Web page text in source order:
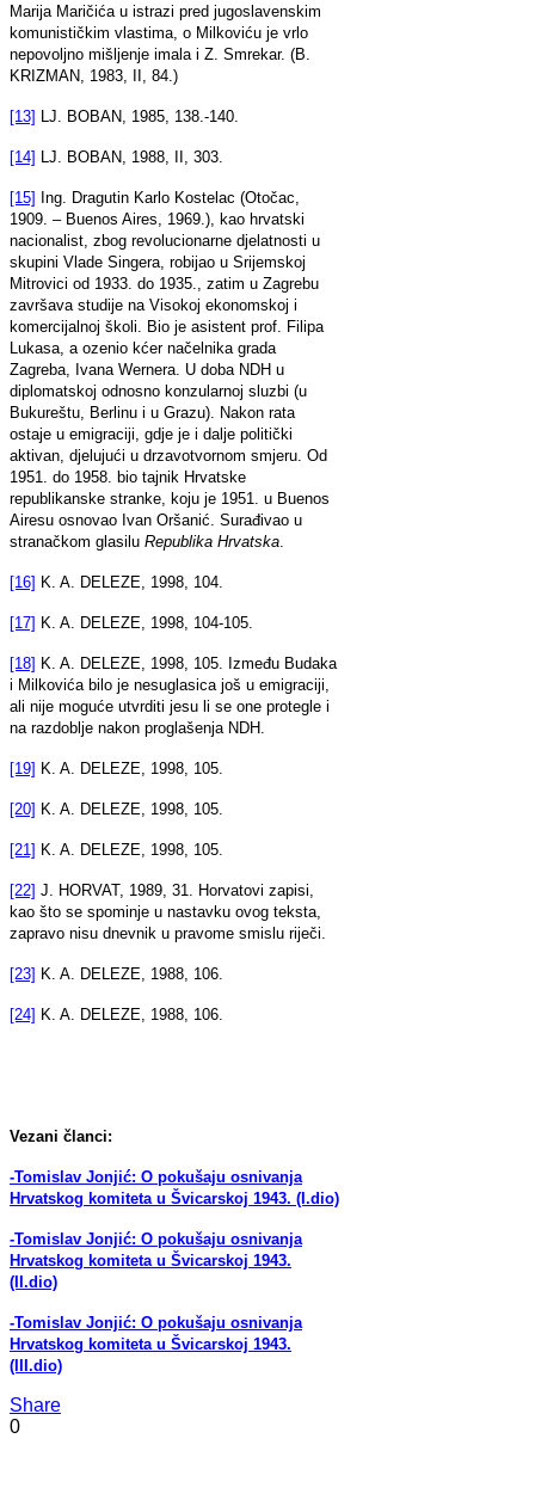
Marija Maričića u istrazi pred jugoslavenskim
komunističkim vlastima, o Milkoviću je vrlo
nepovoljno mišljenje imala i Z. Smrekar. (B.
KRIZMAN, 1983, II, 84.)
[13] LJ. BOBAN, 1985, 138.-140.
[14] LJ. BOBAN, 1988, II, 303.
[15] Ing. Dragutin Karlo Kostelac (Otočac,
1909. – Buenos Aires, 1969.), kao hrvatski
nacionalist, zbog revolucionarne djelatnosti u
skupini Vlade Singera, robijao u Srijemskoj
Mitrovici od 1933. do 1935., zatim u Zagrebu
završava studije na Visokoj ekonomskoj i
komercijalnoj školi. Bio je asistent prof. Filipa
Lukasa, a ozenio kćer načelnika grada
Zagreba, Ivana Wernera. U doba NDH u
diplomatskoj odnosno konzularnoj sluzbi (u
Bukureštu, Berlinu i u Grazu). Nakon rata
ostaje u emigraciji, gdje je i dalje politički
aktivan, djelujući u drzavotvornom smjeru. Od
1951. do 1958. bio tajnik Hrvatske
republikanske stranke, koju je 1951. u Buenos
Airesu osnovao Ivan Oršanić. Surađivao u
stranačkom glasilu Republika Hrvatska
[16] K. A. DELEZE, 1998, 104.
[17] K. A. DELEZE, 1998, 104-105.
[18] K. A. DELEZE, 1998, 105. Između Budaka
i Milkovića bilo je nesuglasica još u emigraciji,
ali nije moguće utvrditi jesu li se one protegle i
na razdoblje nakon proglašenja NDH.
[19] K. A. DELEZE, 1998, 105.
[20] K. A. DELEZE, 1998, 105.
[21] K. A. DELEZE, 1998, 105.
[22] J. HORVAT, 1989, 31. Horvatovi zapisi,
kao što se spominje u nastavku ovog teksta,
zapravo nisu dnevnik u pravome smislu riječi.
[23] K. A. DELEZE, 1988, 106.
[24] K. A. DELEZE, 1988, 106.
Vezani članci:
-Tomislav Jonjić: O pokušaju osnivanja
Hrvatskog komiteta u Švicarskoj 1943. (I.dio)
-Tomislav Jonjić: O pokušaju osnivanja
Hrvatskog komiteta u Švicarskoj 1943.
(II.dio)
-Tomislav Jonjić: O pokušaju osnivanja
Hrvatskog komiteta u Švicarskoj 1943.
(III.dio)
Share
0